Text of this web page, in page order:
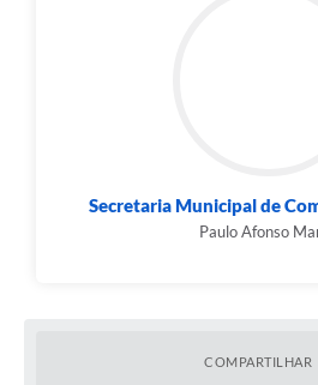
Secretaria Municipal de
Paulo Afonso
COMPARTILHAR